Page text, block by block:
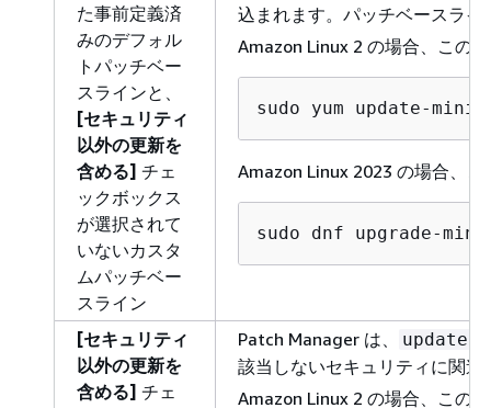
た事前定義済
みのデフォル
トパッチベー
スラインと、
[セキュリティ
以外の更新を
含める] チェ
ックボックス
が選択されて
いないカスタ
ムパッチベー
スライン
込まれます。パッチベースラ
Amazon Linux 2 の場合、この
sudo yum update-
Amazon Linux 2023 の場合、
sudo dnf upgrade-
[セキュリティ
以外の更新を
含める] チェ
Patch Manager は、
該当しないセキュリティに関
Amazon Linux 2 の場合、この